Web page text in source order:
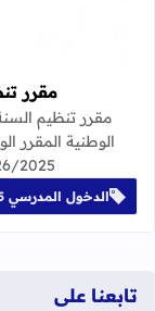
مقرر
الوطنية المقرر
2026/2025 الذي يهدف إلى
الدخول المدرسي 2025-2026
تابعنا على